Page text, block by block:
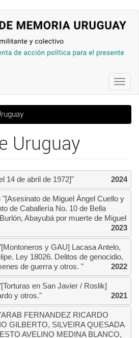
Uruguay
14 de abril de 1972]" 2024
"[Asesinato de Miguel Ángel Cuello y
de Caballería No. 10 de Bella
Abayubá por muerte de Miguel
2023
y GAU] Lacasa Antelo,
Ley 18026. Delitos de genocidio,
de guerra y otros. "
2022
en San Javier / Roslik]
y otros."
2021
FERNANDEZ RICARDO
GILBERTO, SILVEIRA QUESADA
AVELINO MEDINA BLANCO,